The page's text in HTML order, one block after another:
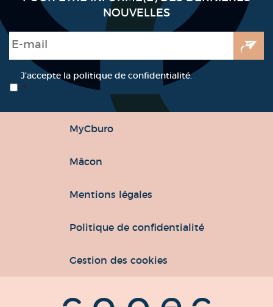
NOUVELLES
E-mail
RGPD *
J’accepte la politique de confidentialité.
*
MyCburo
Mâcon
Mentions légales
Politique de confidentialité
Gestion des cookies